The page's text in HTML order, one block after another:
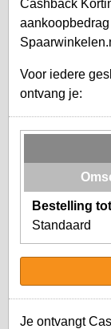
Cashback
Voor iedere
ontvang je:
Bestelling
Standaard
Je ontvangt